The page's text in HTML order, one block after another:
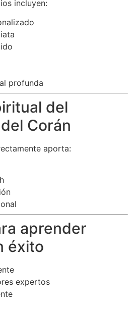
incluyen:
profunda
del
Corán
aporta:
aprender
éxito
expertos